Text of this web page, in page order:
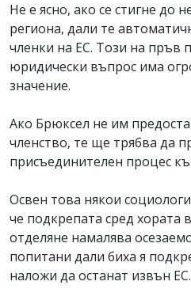
Не е ясно, ако се стигне до
региона, дали те
членки на ЕС. Този на пръв
юридически въпрос има
значение.
Ако Брюксел не им
членство, те ще трябва да
присъединителен процес
Освен това някои
че подкрепата сред хората
отделяне намалява
попитани дали биха я
наложи да останат извън ЕС.